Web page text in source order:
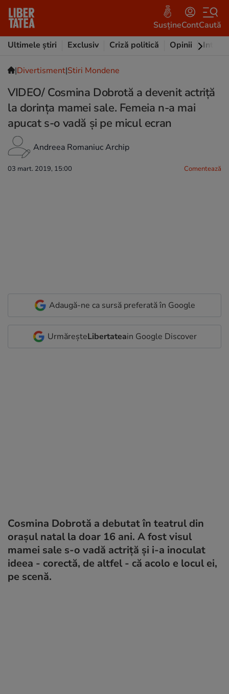
SusțineContCaută
Ultimele știri
Exclusiv Criză politică Opinii
|Divertisment|Stiri Mondene
VIDEO/ Cosmina Dobrotă a devenit actriță
la dorința mamei sale. Femeia n-a mai
apucat s-o vadă și pe micul ecran
Andreea Romaniuc Archip
03 mart. 2019, 15:00 Comentează
Adaugă-ne ca sursă preferată în Google
UrmăreșteLibertateain Google Discover
Cosmina Dobrotă a debutat în teatrul din
orașul natal la doar 16 ani. A fost visul
mamei sale s-o vadă actriță și i-a inoculat
ideea - corectă, de altfel - că acolo e locul ei,
pe scenă.